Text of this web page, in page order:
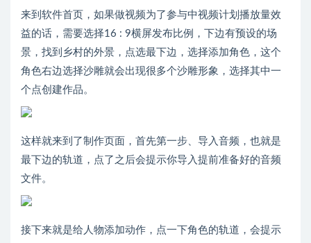
来到软件首页，如果做视频为了参与中视频计划播放量效
益的话，需要选择16 : 9横屏发布比例，下边有预设的场
景，找到乡村的外景，点选最下边，选择添加角色，这个
角色右边选择沙雕就会出现很多个沙雕形象，选择其中一
个点创建作品。
这样就来到了制作页面，首先第一步、导入音频，也就是
最下边的轨道，点了之后会提示你导入提前准备好的音频
文件。
接下来就是给人物添加动作，点一下角色的轨道，会提示